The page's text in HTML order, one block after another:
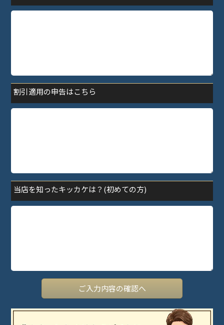
割引適用の申告はこちら
当店を知ったキッカケは？(初めての方)